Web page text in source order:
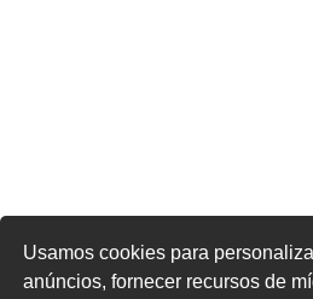
Usamos cookies para
anúncios, fornecer recursos de